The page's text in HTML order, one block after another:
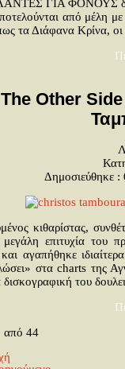
ΓΙΑ ΦΟΝΟΥΣ
από μέλη με
τα Διάφανα Κρίνα, οι
Other
Δημοσιεύθηκε :
κιθαρίστας,
επιτυχία του
αγαπήθηκε
στα charts της
δισκογραφική του
από 44